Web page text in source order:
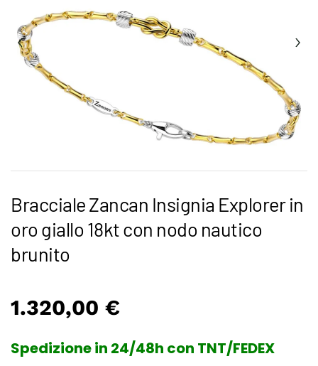
Bracciale Zancan Insignia Explorer in
oro giallo 18kt con nodo nautico
brunito
1.320,00 €
Spedizione in 24/48h con TNT/FEDEX